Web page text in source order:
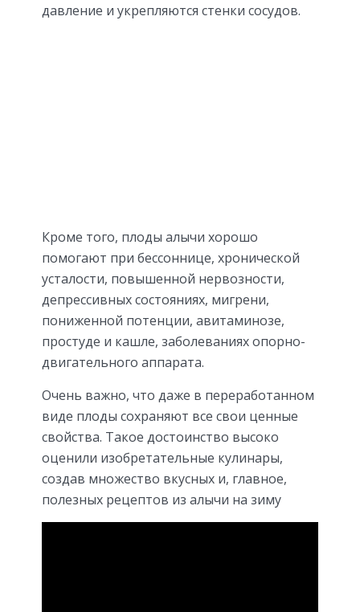
давление и укрепляются стенки сосудов.
Кроме того, плоды алычи хорошо
помогают при бессоннице, хронической
усталости, повышенной нервозности,
депрессивных состояниях, мигрени,
пониженной потенции, авитаминозе,
простуде и кашле, заболеваниях опорно-
двигательного аппарата.
Очень важно, что даже в переработанном
виде плоды сохраняют все свои ценные
свойства. Такое достоинство высоко
оценили изобретательные кулинары,
создав множество вкусных и, главное,
полезных рецептов из алычи на зиму